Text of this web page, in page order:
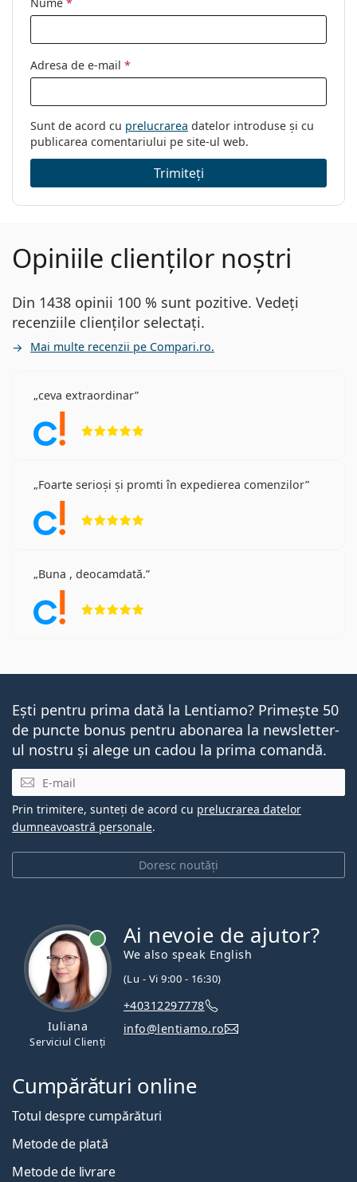
Adresa de e-mail *
Sunt de acord cu prelucrarea datelor introduse și cu
publicarea comentariului pe site-ul web.
Trimiteți
Opiniile clienților noștri
Din 1438 opinii 100 % sunt pozitive. Vedeți
recenziile clienților selectați.
Mai multe recenzii pe Compari.ro.
ceva extraordinar
Foarte serioși și promti în expedierea comenzilor
Buna , deocamdată.
Ești pentru prima dată la Lentiamo? Primește 50
de puncte bonus pentru abonarea la newsletter-
ul nostru și alege un cadou la prima comandă.
E-mail
Doresc noutăți
Prin trimitere, sunteți de acord cu prelucrarea datelor
dumneavoastră personale.
Iuliana
Serviciul Clienți
Ai nevoie de ajutor?
We also speak English
(Lu - Vi 9:00 - 16:30)
+40312297778
info@lentiamo.ro
Cumpărături online
Totul despre cumpărături
Metode de plată
Metode de livrare